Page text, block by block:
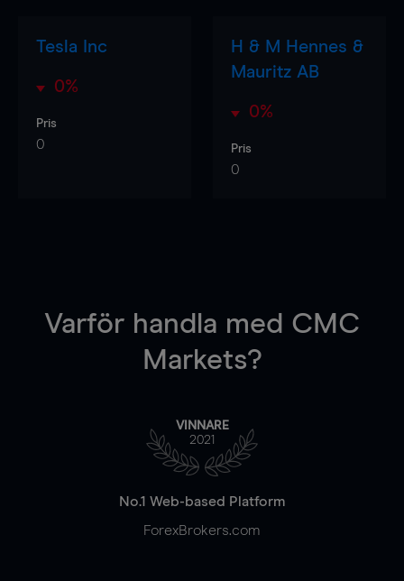
Tesla Inc
0%
Pris
0
H & M Hennes &
Mauritz AB
0%
Pris
0
Varför handla med CMC
Markets?
VINNARE
2021
No.1 Web-based Platform
ForexBrokers.com